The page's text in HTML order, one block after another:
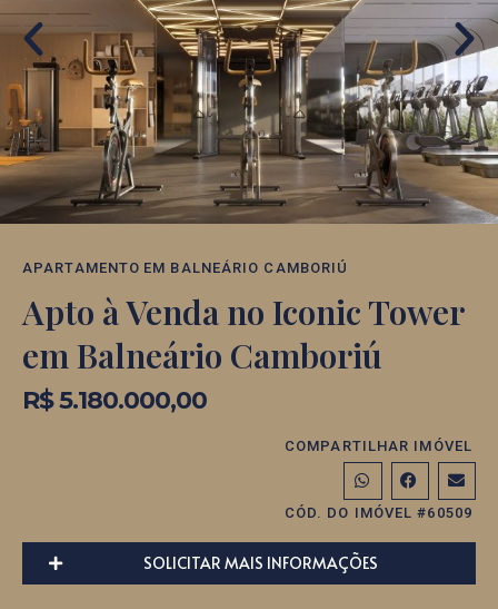
APARTAMENTO EM BALNEÁRIO CAMBORIÚ
Apto à Venda no Iconic Tower
em Balneário Camboriú
R$ 5.180.000,00
COMPARTILHAR IMÓVEL
CÓD. DO IMÓVEL #60509
SOLICITAR MAIS INFORMAÇÕES